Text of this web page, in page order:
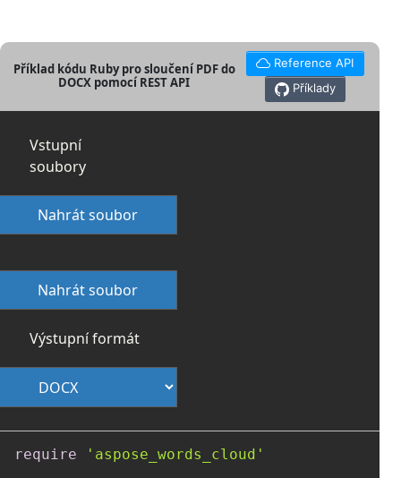
Příklad kódu Ruby pro sloučení PDF do
DOCX pomocí REST API
Reference API
Příklady
Vstupní
soubory
Nahrát soubor
Nahrát soubor
Výstupní formát
require
'aspose_words_cloud'